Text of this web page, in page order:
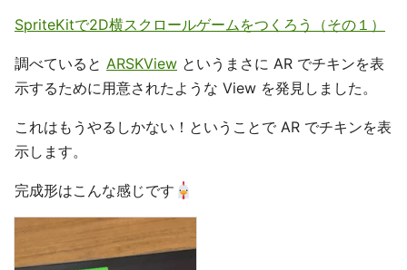
SpriteKitで2D横スクロールゲームをつくろう（その１）
調べていると ARSKView というまさに AR でチキンを表
示するために用意されたような View を発見しました。
これはもうやるしかない！ということで AR でチキンを表
示します。
完成形はこんな感じです